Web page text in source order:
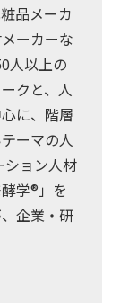
品メーカ
ーカーな
人以上の
クと、人
に、階層
ーマの人
ション人材
学®」を
企業・研